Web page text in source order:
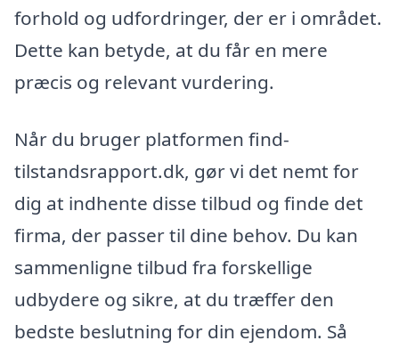
forhold og udfordringer, der er i området.
Dette kan betyde, at du får en mere
præcis og relevant vurdering.
Når du bruger platformen find-
tilstandsrapport.dk, gør vi det nemt for
dig at indhente disse tilbud og finde det
firma, der passer til dine behov. Du kan
sammenligne tilbud fra forskellige
udbydere og sikre, at du træffer den
bedste beslutning for din ejendom. Så